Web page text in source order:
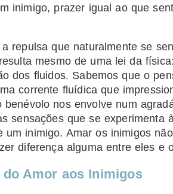
inimigo, prazer igual ao que
repulsa que naturalmente se
mesmo de uma lei da
dos fluidos. Sabemos que o
corrente fluídica que
benévolo nos envolve num
sensações que se experimenta
um inimigo. Amar os inimigos
diferença alguma entre eles e
do Amor aos Inimigos